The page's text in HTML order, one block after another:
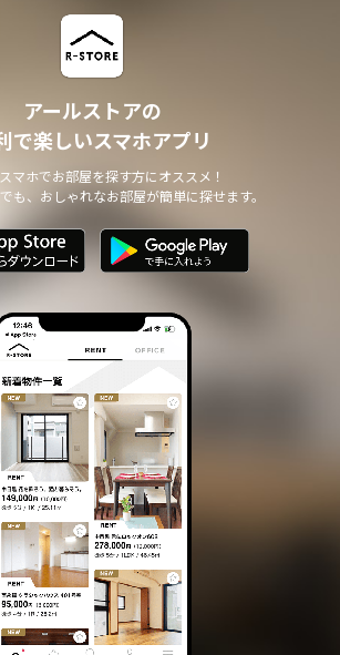
における対応
ールマガジンの送信、その他の対応
トの不動産物件情報サービスの提供のために必
について
う個人情報の漏洩、滅失またはき損の防止その
管理のために必要かつ適切な措置を講じます。
いて
三者について厳正な調査を行い、 取り扱いを
の安全管理が図られるよう当該第三者に対する
ング、プライバシーマーク申請、ISMS申請業務
と共同して業務を遂行する場合に 個人情報の
場合 があります。
供について
報保護法等の法令に定めのある場合を除き、
めご本人の同意を得ることなく、第三者に提供
正等について
から自己の個人情報についての開示の請求があ
示をいたします。
ることが確認できない場合 には、開示に応じ
りがあり、ご本人から訂正・追加・削除の請求
上、速やかにこれらの請求に対応いたします。
アールストアの
で楽しいスマホアプリ
マホでお部屋を探す方にオススメ！
も、おしゃれなお部屋が簡単に探せます。